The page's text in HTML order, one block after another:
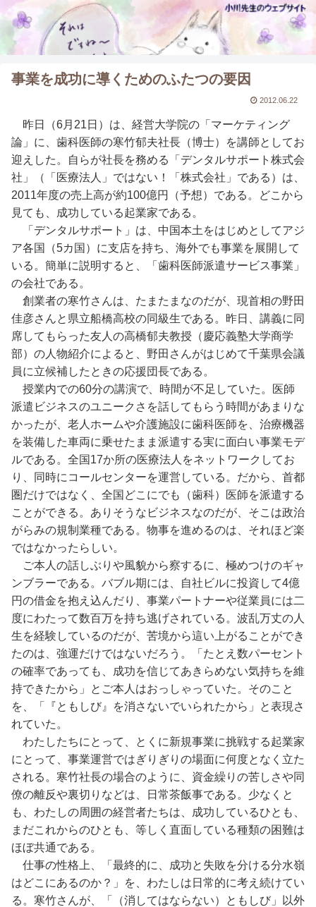
事業を成功に導くためのふたつの要因
2012.06.22
昨日（6月21日）は、経営大学院の「マーケティング
論」に、歯科医師の寒竹郁夫社長（博士）を講師としてお
迎えした。自らが社長を務める「デンタルサポート株式会
社」（「医療法人」ではない！「株式会社」である）は、
2011年度の売上高が約100億円（予想）である。どこから
見ても、成功している起業家である。
「デンタルサポート」は、中国本土をはじめとしてアジ
ア各国（5カ国）に支店を持ち、海外でも事業を展開して
いる。簡単に説明すると、「歯科医師派遣サービス事業」
の会社である。
創業者の寒竹さんは、たまたまなのだが、現首相の野田
佳彦さんと県立船橋高校の同級生である。昨日、講義に同
席してもらった友人の高橋郁夫教授（慶応義塾大学商学
部）の人物紹介によると、野田さんがはじめて千葉県会議
員に立候補したときの応援団長である。
授業内での60分の講演で、時間が不足していた。医師
派遣ビジネスのユニークさを話してもらう時間があまりな
かったが、老人ホームや介護施設に歯科医師を、治療機器
を装備した車両に乗せたまま派遣する実に面白い事業モデ
ルである。全国17か所の医療法人をネットワークしてお
り、同時にコールセンターを運営している。だから、首都
圏だけではなく、全国どこにでも（歯科）医師を派遣する
ことができる。ありそうなビジネスなのだが、そこは政治
がらみの規制業種である。物事を進めるのは、それほど楽
ではなかったらしい。
ご本人の話しぶりや風貌から察するに、極めつけのギャ
ンブラーである。バブル期には、自社ビルに投資して4億
円の借金を抱え込んだり、事業パートナーや従業員には二
度にわたって数百万を持ち逃げされている。波乱万丈の人
生を経験しているのだが、苦境から這い上がることができ
たのは、強運だけではないだろう。「たとえ数パーセント
の確率であっても、成功を信じてあきらめない気持ちを維
持できたから」とご本人はおっしゃっていた。そのこと
を、「『ともしび』を消さないでいられたから」と表現さ
れていた。
わたしたちにとって、とくに新規事業に挑戦する起業家
にとって、事業運営ではぎりぎりの場面に何度となく立た
される。寒竹社長の場合のように、資金繰りの苦しさや同
僚の離反や裏切りなどは、日常茶飯事である。少なくと
も、わたしの周囲の経営者たちは、成功しているひとも、
まだこれからのひとも、等しく直面している種類の困難は
ほぼ共通である。
仕事の性格上、「最終的に、成功と失敗を分ける分水嶺
はどこにあるのか？」を、わたしは日常的に考え続けてい
る。寒竹さんが、「（消してはならない）ともしび」以外